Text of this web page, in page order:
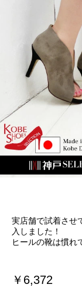
実店舗で試着させ
入しました！
ヒールの靴は慣れ
が、こちらのブ
￥6,372